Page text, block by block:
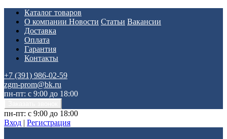
Каталог товаров
О компании Новости Статьи Вакансии
Доставка
Оплата
Гарантия
Контакты
+7 (391) 986-02-59
zgm-prom@bk.ru
пн-пт: с 9:00 до 18:00
пн-пт: с 9:00 до 18:00
Вход | Регистрация